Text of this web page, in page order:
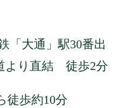
「大通」駅30番出
より直結 徒歩2分
徒歩約10分